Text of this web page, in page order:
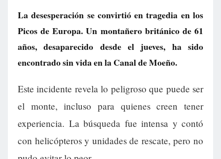
La desesperación se convirtió en tragedia en los
Picos de Europa. Un montañero británico de 61
años, desaparecido desde el jueves, ha sido
encontrado sin vida en la Canal de Moeño.
Este incidente revela lo peligroso que puede ser
el monte, incluso para quienes creen tener
experiencia. La búsqueda fue intensa y contó
con helicópteros y unidades de rescate, pero no